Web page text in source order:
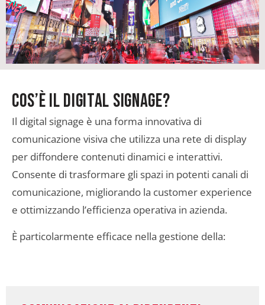
Cos’è il Digital Signage?
Il digital signage è una forma innovativa di
comunicazione visiva che utilizza una rete di display
per diffondere contenuti dinamici e interattivi.
Consente di trasformare gli spazi in potenti canali di
comunicazione, migliorando la customer experience
e ottimizzando l’efficienza operativa in azienda.
È particolarmente efficace nella gestione della: